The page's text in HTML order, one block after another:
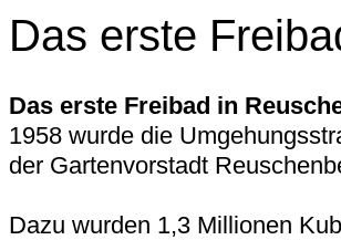
Das erste
Das erste Freibad in
1958 wurde die
der Gartenvorstadt
Dazu wurden 1,3 Millionen